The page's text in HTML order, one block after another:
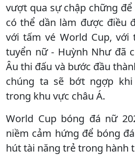
vượt qua sự chập chững
có thể dần làm được điều
với tấm vé World Cup, với
tuyển nữ - Huỳnh Như đã
Âu thi đấu và bước đầu
chúng ta sẽ bớt ngợp
trong khu vực châu Á.
World Cup bóng đá nữ
niềm cảm hứng để bóng
hút tài năng trẻ trong hành